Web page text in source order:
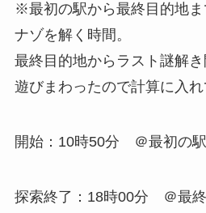
※最初の駅から最終目的地
ナゾを解く時間。
最終目的地からラスト謎解
遊びまわったので計算に入れ
開始：10時50分 ＠最初の駅
探索終了：18時00分 ＠最